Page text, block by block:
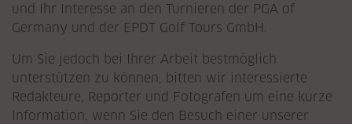
und Ihr Interesse an den Turnieren der PGA of
Germany und der EPDT Golf Tours GmbH.
Um Sie jedoch bei Ihrer Arbeit bestmöglich
unterstützen zu können, bitten wir interessierte
Redakteure, Reporter und Fotografen um eine kurze
Information, wenn Sie den Besuch einer unserer